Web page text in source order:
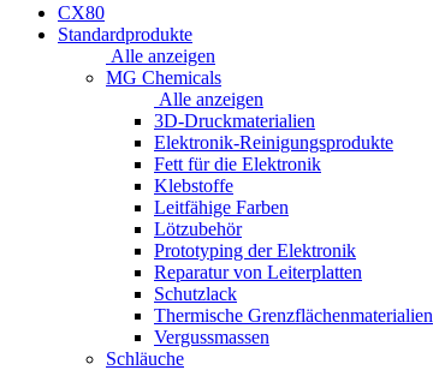
CX80
Standardprodukte
Alle anzeigen
MG Chemicals
Alle anzeigen
3D-Druckmaterialien
Elektronik-Reinigungsprodukte
Fett für die Elektronik
Klebstoffe
Leitfähige Farben
Lötzubehör
Prototyping der Elektronik
Reparatur von Leiterplatten
Schutzlack
Thermische Grenzflächenmaterialien
Vergussmassen
Schläuche